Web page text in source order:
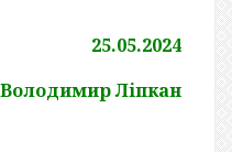
25.05.2024
Ліпкан